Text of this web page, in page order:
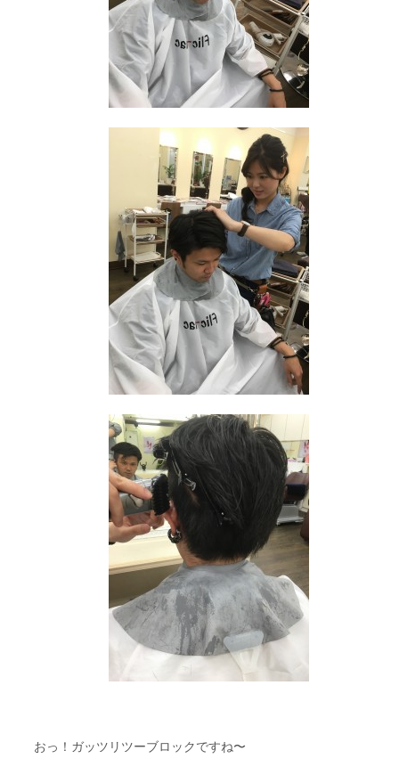
おっ！ガッツリツーブロックですね〜